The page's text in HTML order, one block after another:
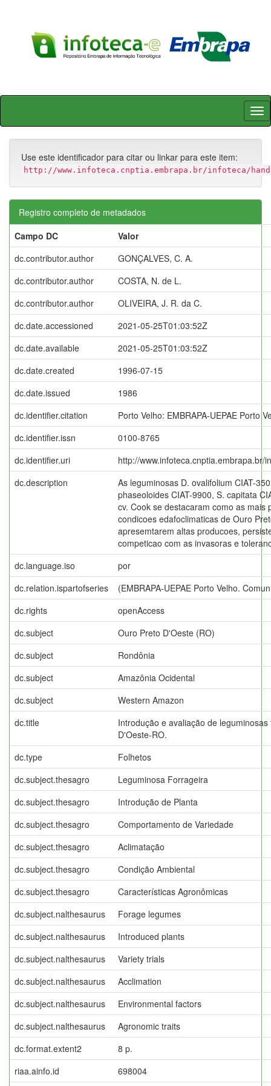
Skip
Use este identificador para citar ou linkar para este item:
http://www.infoteca.cnptia.embrapa.br/infoteca/
Registro completo de metadados
Campo DC
Valor
dc.contributor.author
GONÇALVES, C. A.
dc.contributor.author
COSTA, N. de L.
dc.contributor.author
OLIVEIRA, J. R. da C.
dc.date.accessioned
2021-05-25T01:03:52Z
dc.date.available
2021-05-25T01:03:52Z
dc.date.created
1996-07-15
dc.date.issued
1986
dc.identifier.citation
Porto Velho: EMBRAPA-UEPAE Porto
dc.identifier.issn
0100-8765
dc.identifier.uri
http://www.infoteca.cnptia.embrapa.br/
dc.description
As leguminosas D. ovalifolium CIAT-
phaseoloides CIAT-9900, S. capitata
cv. Cook se destacaram como as mais
condicoes edafoclimaticas de Ouro
apresemtarem altas producoes,
competicao com as invasoras e
dc.language.iso
por
dc.relation.ispartofseries
(EMBRAPA-UEPAE Porto Velho.
dc.rights
openAccess
dc.subject
Ouro Preto D'Oeste (RO)
dc.subject
Rondônia
dc.subject
Amazônia Ocidental
dc.subject
Western Amazon
dc.title
Introdução e avaliação de
D'Oeste-RO.
dc.type
Folhetos
dc.subject.thesagro
Leguminosa Forrageira
dc.subject.thesagro
Introdução de Planta
dc.subject.thesagro
Comportamento de Variedade
dc.subject.thesagro
Aclimatação
dc.subject.thesagro
Condição Ambiental
dc.subject.thesagro
Características Agronômicas
dc.subject.nalthesaurus
Forage legumes
dc.subject.nalthesaurus
Introduced plants
dc.subject.nalthesaurus
Variety trials
dc.subject.nalthesaurus
Acclimation
dc.subject.nalthesaurus
Environmental factors
dc.subject.nalthesaurus
Agronomic traits
dc.format.extent2
8 p.
riaa.ainfo.id
698004